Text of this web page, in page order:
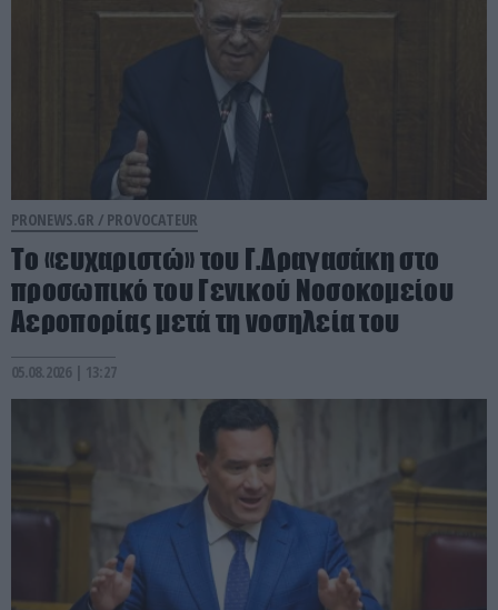
PRONEWS.GR / PROVOCATEUR
Το «ευχαριστώ» του Γ.Δραγασάκη στο
προσωπικό του Γενικού Νοσοκομείου
Αεροπορίας μετά τη νοσηλεία του
05.08.2026 | 13:27